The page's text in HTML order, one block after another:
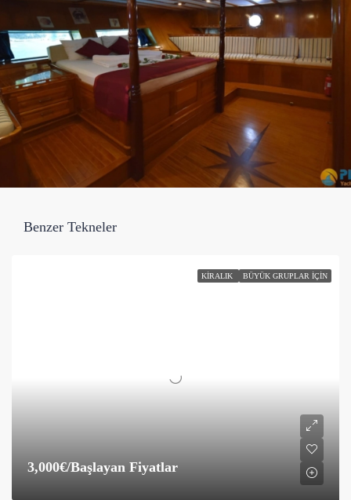
Benzer Tekneler
KIRALIK BÜYÜK GRUPLAR İÇIN
3,000€/Başlayan Fiyatlar